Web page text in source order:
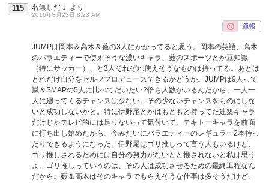
115 名無しだＪ より
2016年8月23日 8:23 AM
JUMPは岡本＆高木＆薮の3人にかかってると思う。岡本の英語、高木
のバラエティーで使えそうな濃いキャラ、薮のスポーツとか豆知識
（特にサッカー）、と3人それぞれ使えそうなものは持ってる。あとは
どれだけ自分をセルフプロデュースできるかどうか。JUMPは9人って
嵐＆SMAPの5人に比べてだいたい2倍も人数がいるんだから、一人一
人に廻ってくるチャンスは少ない。その少ないチャンスをものにしな
いと成功しないかと。特に伊野尾とかはもともと持ってた建築キャラ
だけじゃテレビ的には足りないって気付いて、テキトーキャラを前面
に打ち出し始めたから、今みたいにバラエティーのレギュラー2本持っ
たりできるようになった。伊野尾はゴリ推しって言う人もいるけど、
ゴリ推しされるためには自分の努力がないとと推されないと私は思う
よ。ゴリ推しっていうのは、その人は成功させるための最終工程なん
だから。薮＆高木はそのキャラでもらえそうな仕事は多そうだけど、